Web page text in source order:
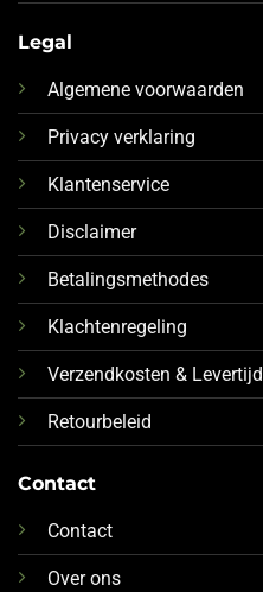
Legal
Algemene voorwaarden
Privacy verklaring
Klantenservice
Disclaimer
Betalingsmethodes
Klachtenregeling
Verzendkosten & Levertijd
Retourbeleid
Contact
Contact
Over ons